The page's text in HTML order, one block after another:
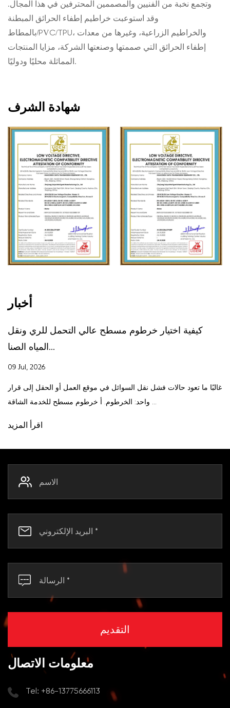
وتجمع نخبة من الفنيين والمصممين المحترفين في هذا المجال.
وقد استوعبت خراطيم إطفاء الحرائق المبطنة
بالمطاط/PVC/TPU، والخراطيم الزراعية، وغيرها من معدات
إطفاء الحرائق التي صممتها وصنعتها الشركة، مزايا المنتجات
المماثلة محليًا ودوليًا.
شهادة الشرف
أخبار
كيفية اختيار خرطوم مسطح عالي التحمل للري ونقل
المياه الصنا...
09 Jul, 2026
غالبًا ما تعود حالات فشل نقل السوائل في موقع العمل أو الحقل إلى قرار
واحد: الخرطوم. أ خرطوم مسطح للخدمة الشاقة ...
اقرأ المزيد
معلومات الاتصال
Tel: +86-13775666113